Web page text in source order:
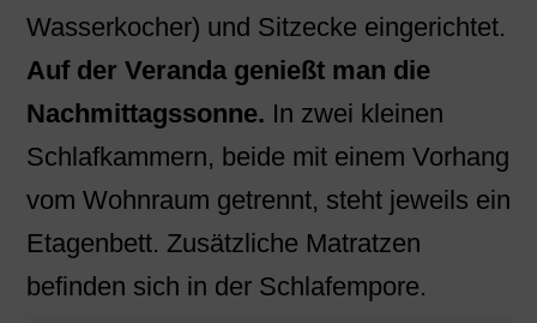
Wasserkocher) und Sitzecke eingerichtet.
Auf der Veranda genießt man die
Nachmittagssonne. In zwei kleinen
Schlafkammern, beide mit einem Vorhang
vom Wohnraum getrennt, steht jeweils ein
Etagenbett. Zusätzliche Matratzen
befinden sich in der Schlafempore.